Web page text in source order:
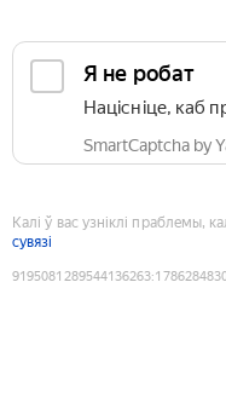
Я не робат
Націсніце, каб
SmartCaptcha by
Калі ў вас узніклі праблемы,
сувязі
9195081289544136263: